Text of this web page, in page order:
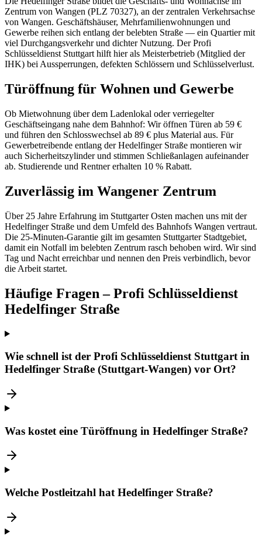
Zentrum von Wangen (PLZ 70327), an der zentralen Verkehrsachse
von Wangen. Geschäftshäuser, Mehrfamilienwohnungen und
Gewerbe reihen sich entlang der belebten Straße — ein Quartier mit
viel Durchgangsverkehr und dichter Nutzung. Der Profi
Schlüsseldienst Stuttgart hilft hier als Meisterbetrieb (Mitglied der
IHK) bei Aussperrungen, defekten Schlössern und Schlüsselverlust.
Türöffnung für Wohnen und Gewerbe
Ob Mietwohnung über dem Ladenlokal oder verriegelter
Geschäftseingang nahe dem Bahnhof: Wir öffnen Türen ab 59 €
und führen den Schlosswechsel ab 89 € plus Material aus. Für
Gewerbetreibende entlang der Hedelfinger Straße montieren wir
auch Sicherheitszylinder und stimmen Schließanlagen aufeinander
ab. Studierende und Rentner erhalten 10 % Rabatt.
Zuverlässig im Wangener Zentrum
Über 25 Jahre Erfahrung im Stuttgarter Osten machen uns mit der
Hedelfinger Straße und dem Umfeld des Bahnhofs Wangen vertraut.
Die 25-Minuten-Garantie gilt im gesamten Stuttgarter Stadtgebiet,
damit ein Notfall im belebten Zentrum rasch behoben wird. Wir sind
Tag und Nacht erreichbar und nennen den Preis verbindlich, bevor
die Arbeit startet.
Häufige Fragen – Profi Schlüsseldienst
Hedelfinger Straße
Wie schnell ist der Profi Schlüsseldienst Stuttgart in
Hedelfinger Straße (Stuttgart-Wangen) vor Ort?
Was kostet eine Türöffnung in Hedelfinger Straße?
Welche Postleitzahl hat Hedelfinger Straße?